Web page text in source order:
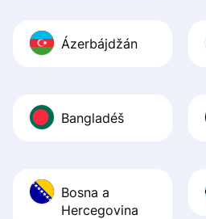
Ázerbájdžán
Bangladéš
Bosna a
Hercegovina